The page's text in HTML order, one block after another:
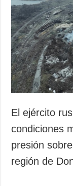
El ejército
condiciones
presión
región de